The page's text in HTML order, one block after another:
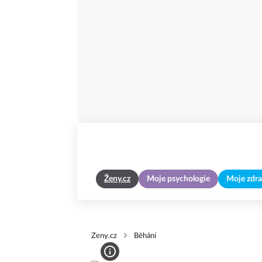
Ženy.cz Moje psychologie Moje
Zeny.cz Běhání